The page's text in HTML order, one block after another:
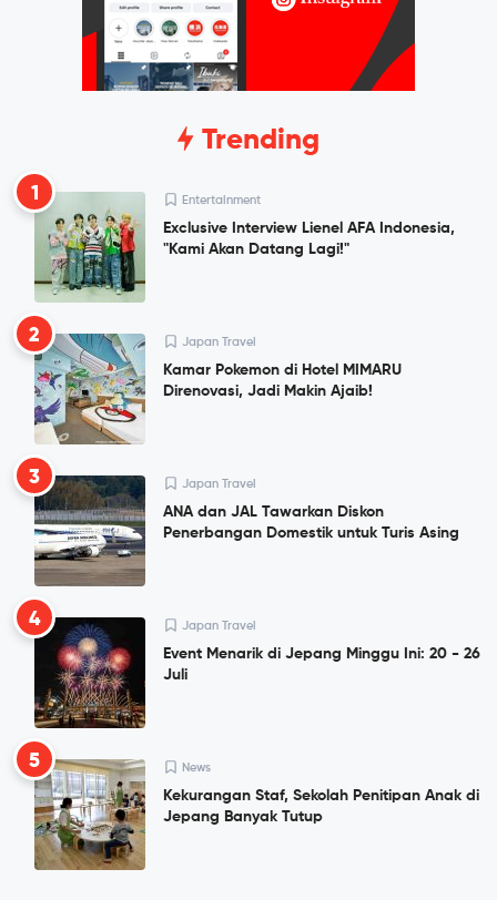
Trending
1 Entertainment
Exclusive Interview Lienel AFA Indonesia,
"Kami Akan Datang Lagi!"
2 Japan Travel
Kamar Pokemon di Hotel MIMARU
Direnovasi, Jadi Makin Ajaib!
3 Japan Travel
ANA dan JAL Tawarkan Diskon
Penerbangan Domestik untuk Turis Asing
4 Japan Travel
Event Menarik di Jepang Minggu Ini: 20 - 26
Juli
5 News
Kekurangan Staf, Sekolah Penitipan Anak di
Jepang Banyak Tutup